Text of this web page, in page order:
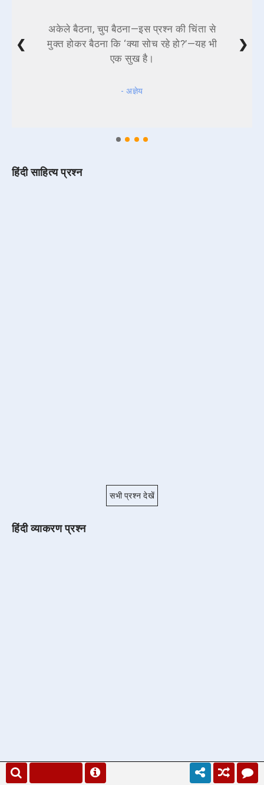
अकेले बैठना, चुप बैठना—इस प्रश्न की चिंता से
मुक्त होकर बैठना कि ‘क्या सोच रहे हो?’—यह भी
एक सुख है।
- अज्ञेय
❮ ❯
हिंदी साहित्य प्रश्न
सभी प्रश्न देखें
हिंदी व्याकरण प्रश्न